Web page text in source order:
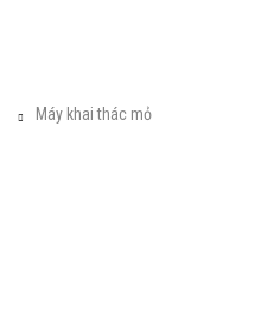
Máy khai thác mỏ